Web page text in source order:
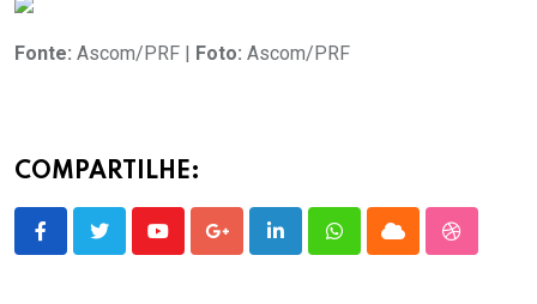
Fonte: Ascom/PRF | Foto: Ascom/PRF
COMPARTILHE:
YoutubeGoogle+LinkedInWhatsappCloud